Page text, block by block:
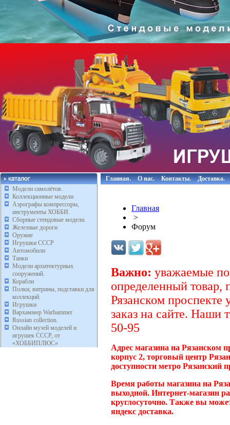
Модели самолётов.
Коллекционные модели
Аэрографы компрессоры,
инструменты ХОББИ.
Сборные стендовые модели.
Железные дороги
Оружие
Игрушки СССР
Автомобили
Танки
Модели архитектурных
сооружений.
Корабли
Полки, витрины, подставки для
коллекций.
Игрушки
Вархаммер Warhammer
Russian collection.
Онлайн музей моделей и
игрушек СССР, от
«ХОББИПЛЮС»
Главная. О нас. Контакты. Доставка.
Главная
>
Форум
Важно: уважаемые
определенный товар,
Рязанском проспекте
заказ на сайте. Наши
50-95
Адрес магазина на Рязанском
корпус 2, торговый центр
доступности метро Рязанский
Время работы магазина на
выходной. Интернет-магазин
круглосуточно. Также вы
яндекс доставка.